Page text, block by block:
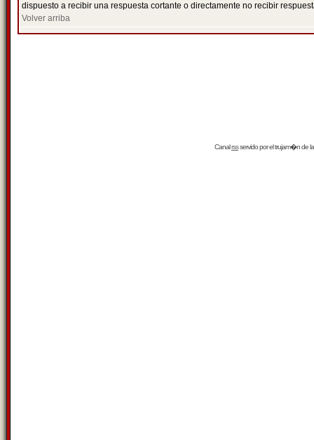
dispuesto a recibir una respuesta cortante o directamente no recibir
Volver arriba
Canalrssservido por eltrujam�nde